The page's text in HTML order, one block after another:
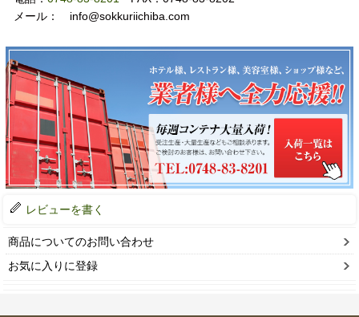
メール： info@sokkuriichiba.com
レビューを書く
商品についてのお問い合わせ
お気に入りに登録